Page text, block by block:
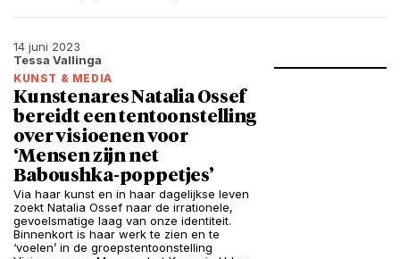
14 juni 2023
Tessa Vallinga
KUNST & MEDIA
Kunstenares Natalia Ossef
bereidt een tentoonstelling
over visioenen voor
‘Mensen zijn net
Baboushka-poppetjes’
Via haar kunst en in haar dagelijkse leven
zoekt Natalia Ossef naar de irrationele,
gevoelsmatige laag van onze identiteit.
Binnenkort is haar werk te zien en te
‘voelen’ in de groepstentoonstelling